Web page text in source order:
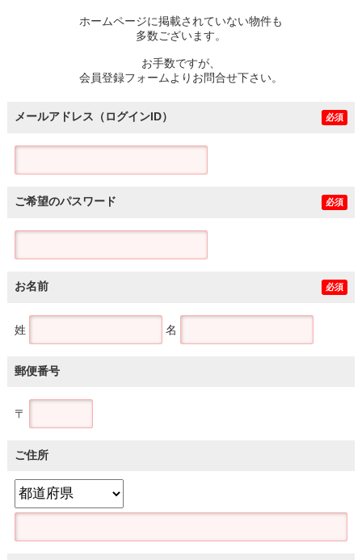
ホームページに掲載されていない物件も
多数ございます。
お手数ですが、
会員登録フォームよりお問合せ下さい。
メールアドレス（ログインID） 必須
ご希望のパスワード 必須
お名前 必須
姓 名
郵便番号
〒
ご住所